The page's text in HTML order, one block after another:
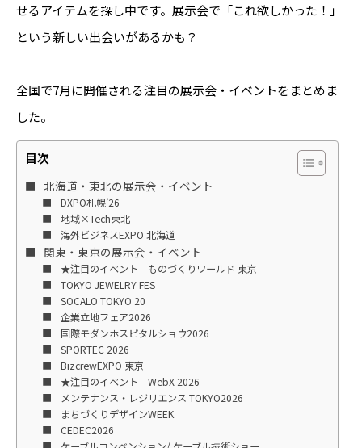
せるアイテムを探し中です。展示会で「これ欲しかった！」
という新しい出会いがあるかも？
全国で7月に開催される注目の展示会・イベントをまとめま
した。
目次
北海道・東北の展示会・イベント
DXPO札幌’26
地域×Tech東北
海外ビジネスEXPO 北海道
関東・東京の展示会・イベント
★注目のイベント ものづくりワールド 東京
TOKYO JEWELRY FES
SOCALO TOKYO 20
企業立地フェア2026
国際モダンホスピタルショウ2026
SPORTEC 2026
BizcrewEXPO 東京
★注目のイベント WebX 2026
メンテナンス・レジリエンス TOKYO2026
まちづくりデザインWEEK
CEDEC2026